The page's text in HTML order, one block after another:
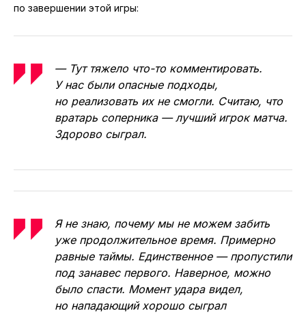
по завершении этой игры:
— Тут тяжело что-то комментировать.
У нас были опасные подходы,
но реализовать их не смогли. Считаю, что
вратарь соперника — лучший игрок матча.
Здорово сыграл.
Я не знаю, почему мы не можем забить
уже продолжительное время. Примерно
равные таймы. Единственное — пропустили
под занавес первого. Наверное, можно
было спасти. Момент удара видел,
но нападающий хорошо сыграл